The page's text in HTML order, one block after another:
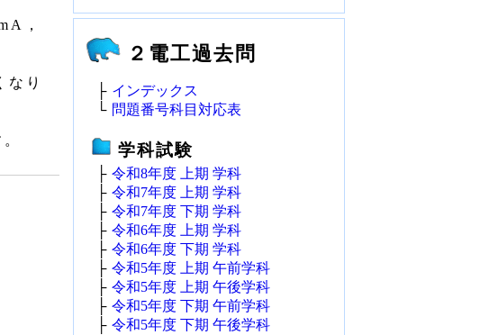
，
なり
２電工過去問
├ インデックス
└ 問題番号科目対応表
学科試験
├ 令和8年度 上期 学科
├ 令和7年度 上期 学科
├ 令和7年度 下期 学科
├ 令和6年度 上期 学科
├ 令和6年度 下期 学科
├ 令和5年度 上期 午前学科
├ 令和5年度 上期 午後学科
├ 令和5年度 下期 午前学科
├ 令和5年度 下期 午後学科